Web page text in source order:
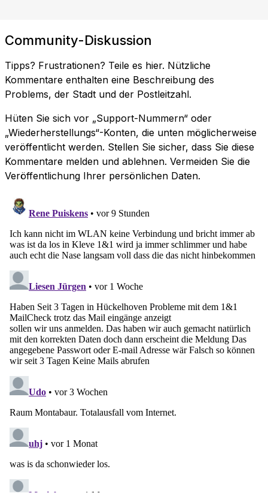
Community-Diskussion
Tipps? Frustrationen? Teile es hier. Nützliche
Kommentare enthalten eine Beschreibung des
Problems, der Stadt und der Postleitzahl.
Hüten Sie sich vor „Support-Nummern“ oder
„Wiederherstellungs“-Konten, die unten möglicherweise
veröffentlicht werden. Stellen Sie sicher, dass Sie diese
Kommentare melden und ablehnen. Vermeiden Sie die
Veröffentlichung Ihrer persönlichen Daten.